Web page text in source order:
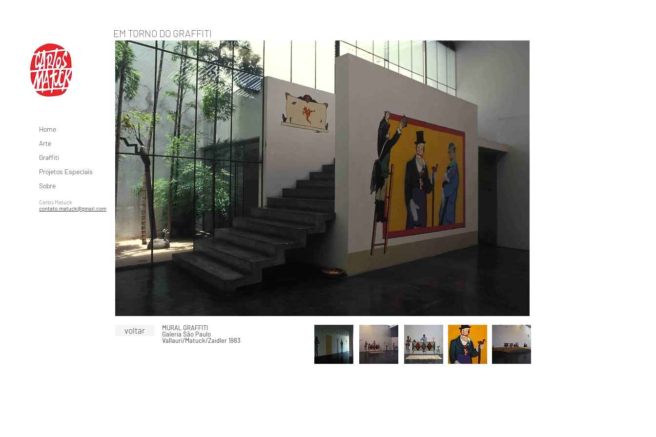
EM TORNO DO GRAFFITI
Home
Arte
Graffiti
Projetos Especiais
Sobre
Carlos Matuck
contato.matuck@gmail.com
voltar
MURAL GRAFFITI
Galeria São Paulo
Vallauri/Matuck/Zaidler 1983